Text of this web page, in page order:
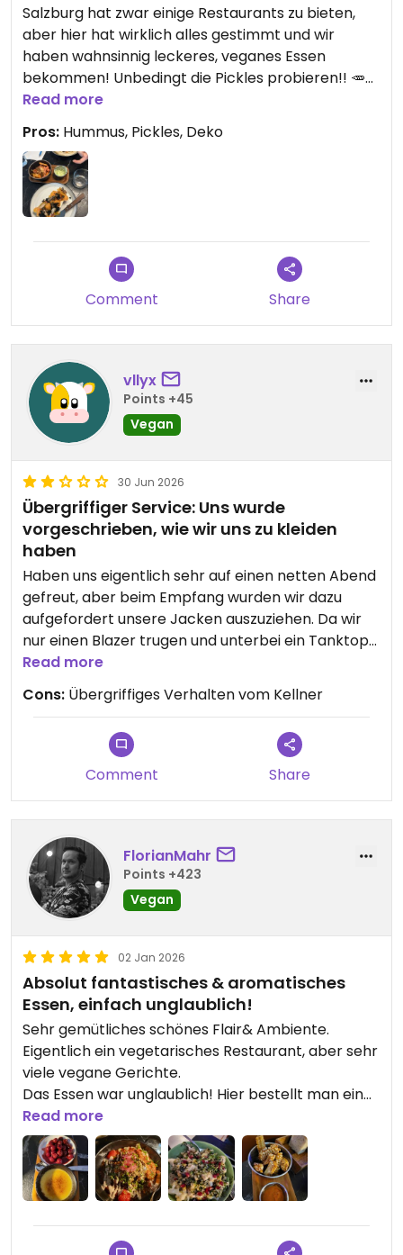
Salzburg hat zwar einige Restaurants zu bieten,
aber hier hat wirklich alles gestimmt und wir
haben wahnsinnig leckeres, veganes Essen
bekommen! Unbedingt die Pickles probieren!! 🥕🥕
Updated from previous review on 2026-07-30
Read more
Pros: Hummus, Pickles, Deko
Comment Share
vllyx
Points +45
Vegan
30 Jun 2026
Übergriffiger Service: Uns wurde
vorgeschrieben, wie wir uns zu kleiden
haben
Haben uns eigentlich sehr auf einen netten Abend
gefreut, aber beim Empfang wurden wir dazu
aufgefordert unsere Jacken auszuziehen. Da wir
nur einen Blazer trugen und unterbei ein Tanktop
(im Winter, wir hatten unsere wirklichen Jacken im
Auto gelassen), erklärten wir, dass das unser
Outfit sei und wir uns nicht ausziehen möchten.
Ansonsten würden wir uns auch unwohl fühlen.
Dies wurde vom Angestellten jedoch komplett
ignoriert und er bestand darauf dass wir uns
ausziehen müssen, weil eine Gaderobenpflicht
besteht. Wir sind daraufhin fassungslos wieder
gegangen. Dem Kellner war dies egal und er
wandte sich sofort anderen Gästen zu. Nie wieder
Updated from previous review on 2026-06-30
Read more
Cons: Übergriffiges Verhalten vom Kellner
Comment Share
FlorianMahr
Points +423
Vegan
02 Jan 2026
Absolut fantastisches & aromatisches
Essen, einfach unglaublich!
Sehr gemütliches schönes Flair& Ambiente.
Eigentlich ein vegetarisches Restaurant, aber sehr
viele vegane Gerichte.
Das Essen war unglaublich! Hier bestellt man ein
paar Gerichte und teilt dann alles. Alle 5 Gerichte
waren absolut fantastisch, sehr zu empfehlen das
Shashkuska, die Corn Ribs und die Creme Brulé.
Read more